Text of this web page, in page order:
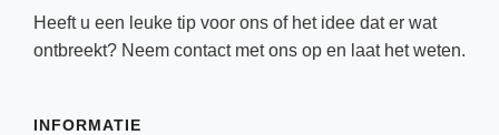
Heeft u een leuke tip voor ons of het idee dat er wat
ontbreekt? Neem contactmet ons op en laat het weten.
INFORMATIE